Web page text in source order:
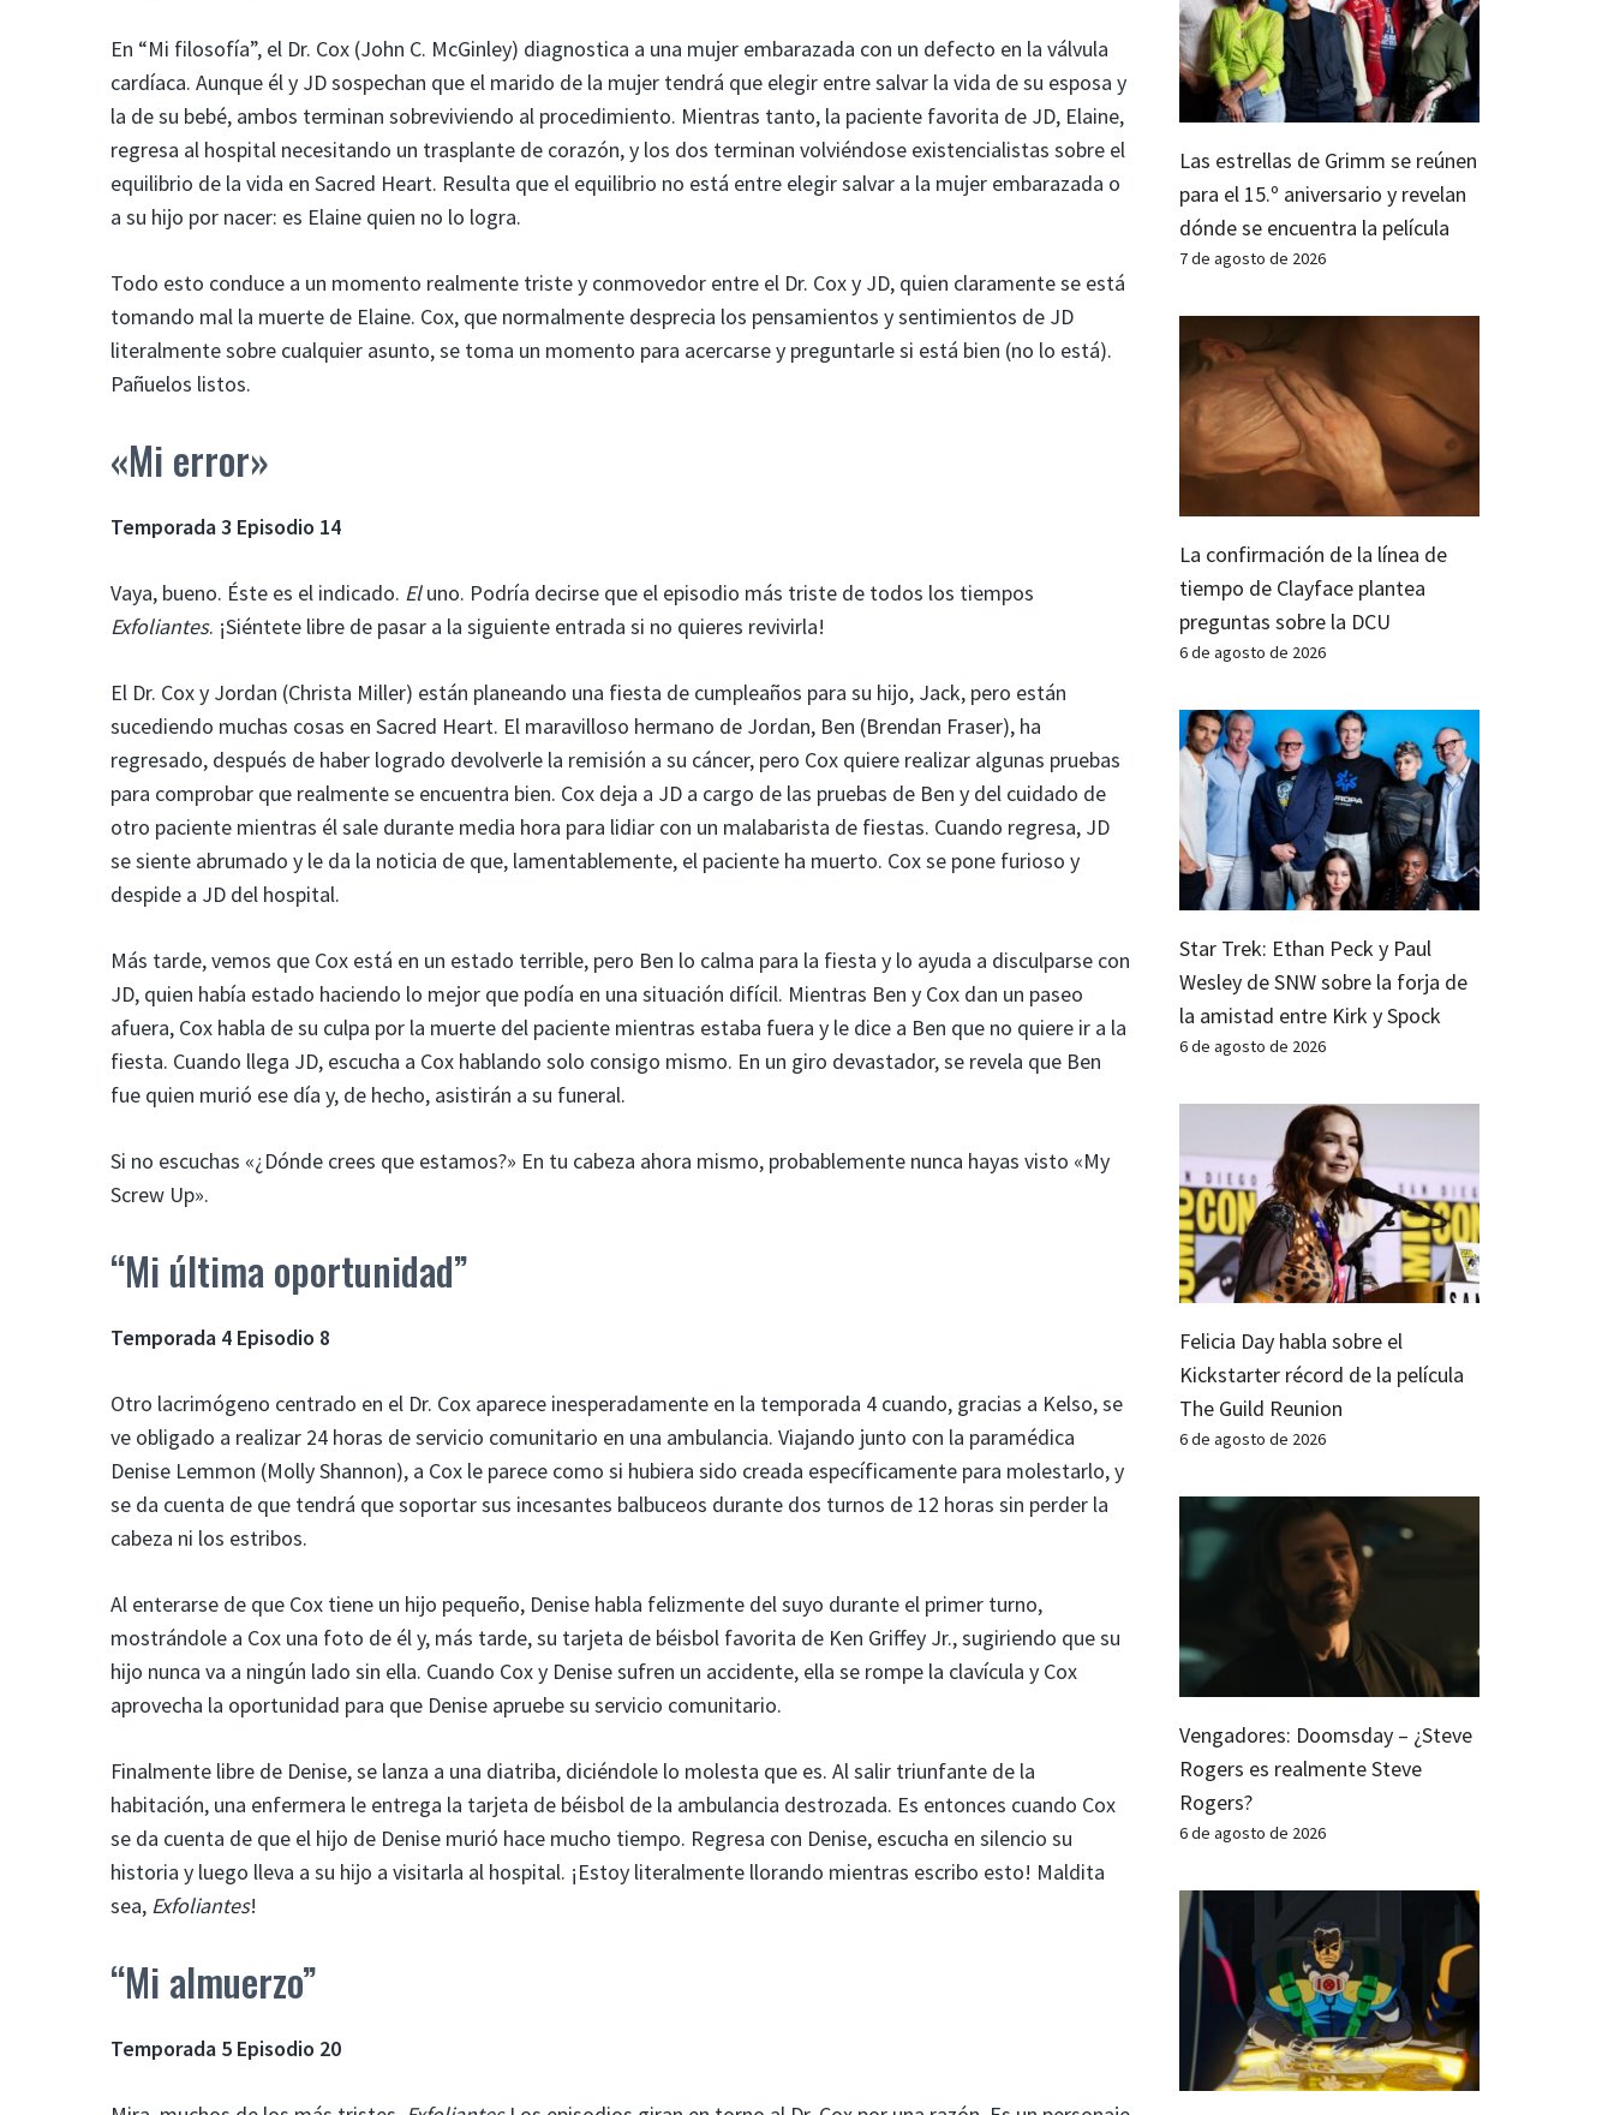
En “Mi filosofía”, el Dr. Cox (John C. McGinley) diagnostica a una mujer embarazada con un defecto en la válvula
cardíaca. Aunque él y JD sospechan que el marido de la mujer tendrá que elegir entre salvar la vida de su esposa y
la de su bebé, ambos terminan sobreviviendo al procedimiento. Mientras tanto, la paciente favorita de JD, Elaine,
regresa al hospital necesitando un trasplante de corazón, y los dos terminan volviéndose existencialistas sobre el
equilibrio de la vida en Sacred Heart. Resulta que el equilibrio no está entre elegir salvar a la mujer embarazada o
a su hijo por nacer: es Elaine quien no lo logra.
Todo esto conduce a un momento realmente triste y conmovedor entre el Dr. Cox y JD, quien claramente se está
tomando mal la muerte de Elaine. Cox, que normalmente desprecia los pensamientos y sentimientos de JD
literalmente sobre cualquier asunto, se toma un momento para acercarse y preguntarle si está bien (no lo está).
Pañuelos listos.
«Mi error»
Temporada 3 Episodio 14
Vaya, bueno. Éste es el indicado. Eluno. Podría decirse que el episodio más triste de todos los tiempos
Exfoliantes. ¡Siéntete libre de pasar a la siguiente entrada si no quieres revivirla!
El Dr. Cox y Jordan (Christa Miller) están planeando una fiesta de cumpleaños para su hijo, Jack, pero están
sucediendo muchas cosas en Sacred Heart. El maravilloso hermano de Jordan, Ben (Brendan Fraser), ha
regresado, después de haber logrado devolverle la remisión a su cáncer, pero Cox quiere realizar algunas pruebas
para comprobar que realmente se encuentra bien. Cox deja a JD a cargo de las pruebas de Ben y del cuidado de
otro paciente mientras él sale durante media hora para lidiar con un malabarista de fiestas. Cuando regresa, JD
se siente abrumado y le da la noticia de que, lamentablemente, el paciente ha muerto. Cox se pone furioso y
despide a JD del hospital.
Más tarde, vemos que Cox está en un estado terrible, pero Ben lo calma para la fiesta y lo ayuda a disculparse con
JD, quien había estado haciendo lo mejor que podía en una situación difícil. Mientras Ben y Cox dan un paseo
afuera, Cox habla de su culpa por la muerte del paciente mientras estaba fuera y le dice a Ben que no quiere ir a la
fiesta. Cuando llega JD, escucha a Cox hablando solo consigo mismo. En un giro devastador, se revela que Ben
fue quien murió ese día y, de hecho, asistirán a su funeral.
Si no escuchas «¿Dónde crees que estamos?» En tu cabeza ahora mismo, probablemente nunca hayas visto «My
Screw Up».
“Mi última oportunidad”
Temporada 4 Episodio 8
Otro lacrimógeno centrado en el Dr. Cox aparece inesperadamente en la temporada 4 cuando, gracias a Kelso, se
ve obligado a realizar 24 horas de servicio comunitario en una ambulancia. Viajando junto con la paramédica
Denise Lemmon (Molly Shannon), a Cox le parece como si hubiera sido creada específicamente para molestarlo, y
se da cuenta de que tendrá que soportar sus incesantes balbuceos durante dos turnos de 12 horas sin perder la
cabeza ni los estribos.
Al enterarse de que Cox tiene un hijo pequeño, Denise habla felizmente del suyo durante el primer turno,
mostrándole a Cox una foto de él y, más tarde, su tarjeta de béisbol favorita de Ken Griffey Jr., sugiriendo que su
hijo nunca va a ningún lado sin ella. Cuando Cox y Denise sufren un accidente, ella se rompe la clavícula y Cox
aprovecha la oportunidad para que Denise apruebe su servicio comunitario.
Finalmente libre de Denise, se lanza a una diatriba, diciéndole lo molesta que es. Al salir triunfante de la
habitación, una enfermera le entrega la tarjeta de béisbol de la ambulancia destrozada. Es entonces cuando Cox
se da cuenta de que el hijo de Denise murió hace mucho tiempo. Regresa con Denise, escucha en silencio su
historia y luego lleva a su hijo a visitarla al hospital. ¡Estoy literalmente llorando mientras escribo esto! Maldita
sea, Exfoliantes!
“Mi almuerzo”
Temporada 5 Episodio 20
Las estrellas de Grimm se reúnen
para el 15.º aniversario y revelan
dónde se encuentra la película
7 de agosto de 2026
La confirmación de la línea de
tiempo de Clayface plantea
preguntas sobre la DCU
6 de agosto de 2026
Star Trek: Ethan Peck y Paul
Wesley de SNW sobre la forja de
la amistad entre Kirk y Spock
6 de agosto de 2026
Felicia Day habla sobre el
Kickstarter récord de la película
The Guild Reunion
6 de agosto de 2026
Vengadores: Doomsday – ¿Steve
Rogers es realmente Steve
Rogers?
6 de agosto de 2026